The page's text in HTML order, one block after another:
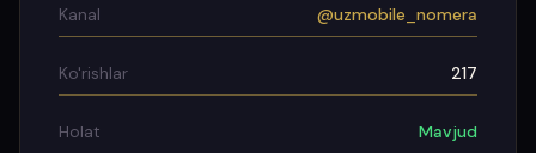
Kanal @uzmobile_nomera
Ko'rishlar 217
Holat Mavjud